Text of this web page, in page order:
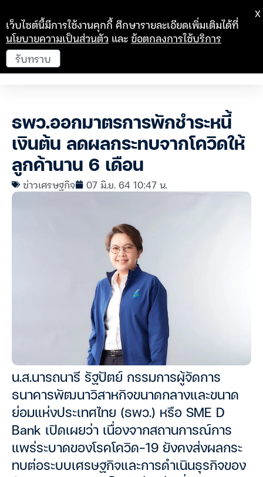
ธพว.ออกมาตรการพักชำระหนี้
เงินต้น ลดผลกระทบจากโควิดให้
ลูกค้านาน 6 เดือน
ข่าวเศรษฐกิจ 07 มิ.ย. 64 10:47 น.
น.ส.นารถนารี รัฐปัตย์ กรรมการผู้จัดการ
ธนาคารพัฒนาวิสาหกิจขนาดกลางและขนาด
ย่อมแห่งประเทศไทย (ธพว.) หรือ SME D
Bank เปิดเผยว่า เนื่องจากสถานการณ์การ
แพร่ระบาดของโรคโควิด-19 ยังคงส่งผลกระ
ทบต่อระบบเศรษฐกิจและการดำเนินธุรกิจของ
เว็บไซต์นี้มีการใช้งานคุกกี้ ศึกษารายละเอียดเพิ่มเติมได้ที่
นโยบายความเป็นส่วนตัว และข้อตกลงการใช้บริการ
รับทราบ
X